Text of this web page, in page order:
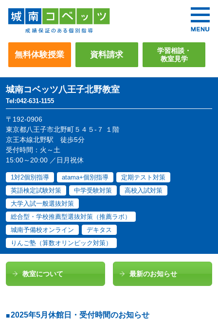
無料体験授業 資料請求
学習相談・
教室見学
城南コベッツ八王子北野教室
Tel:042-631-1155
〒192-0906
東京都八王子市北野町５４５-７ １階
京王本線北野駅 徒歩5分
受付時間：火～土
15:00～20:00 ／日月祝休
1対2個別指導 atama+個別指導
定期テスト対策
英語検定試験対策
中学受験対策
高校入試対策
大学入試一般選抜対策
総合型・学校推薦型選抜対策（推薦ラボ）
城南予備校オンライン
デキタス
りんご塾（算数オリンピック対策）
教室について 最新のお知らせ
2025年5月休館日・受付時間のお知らせ